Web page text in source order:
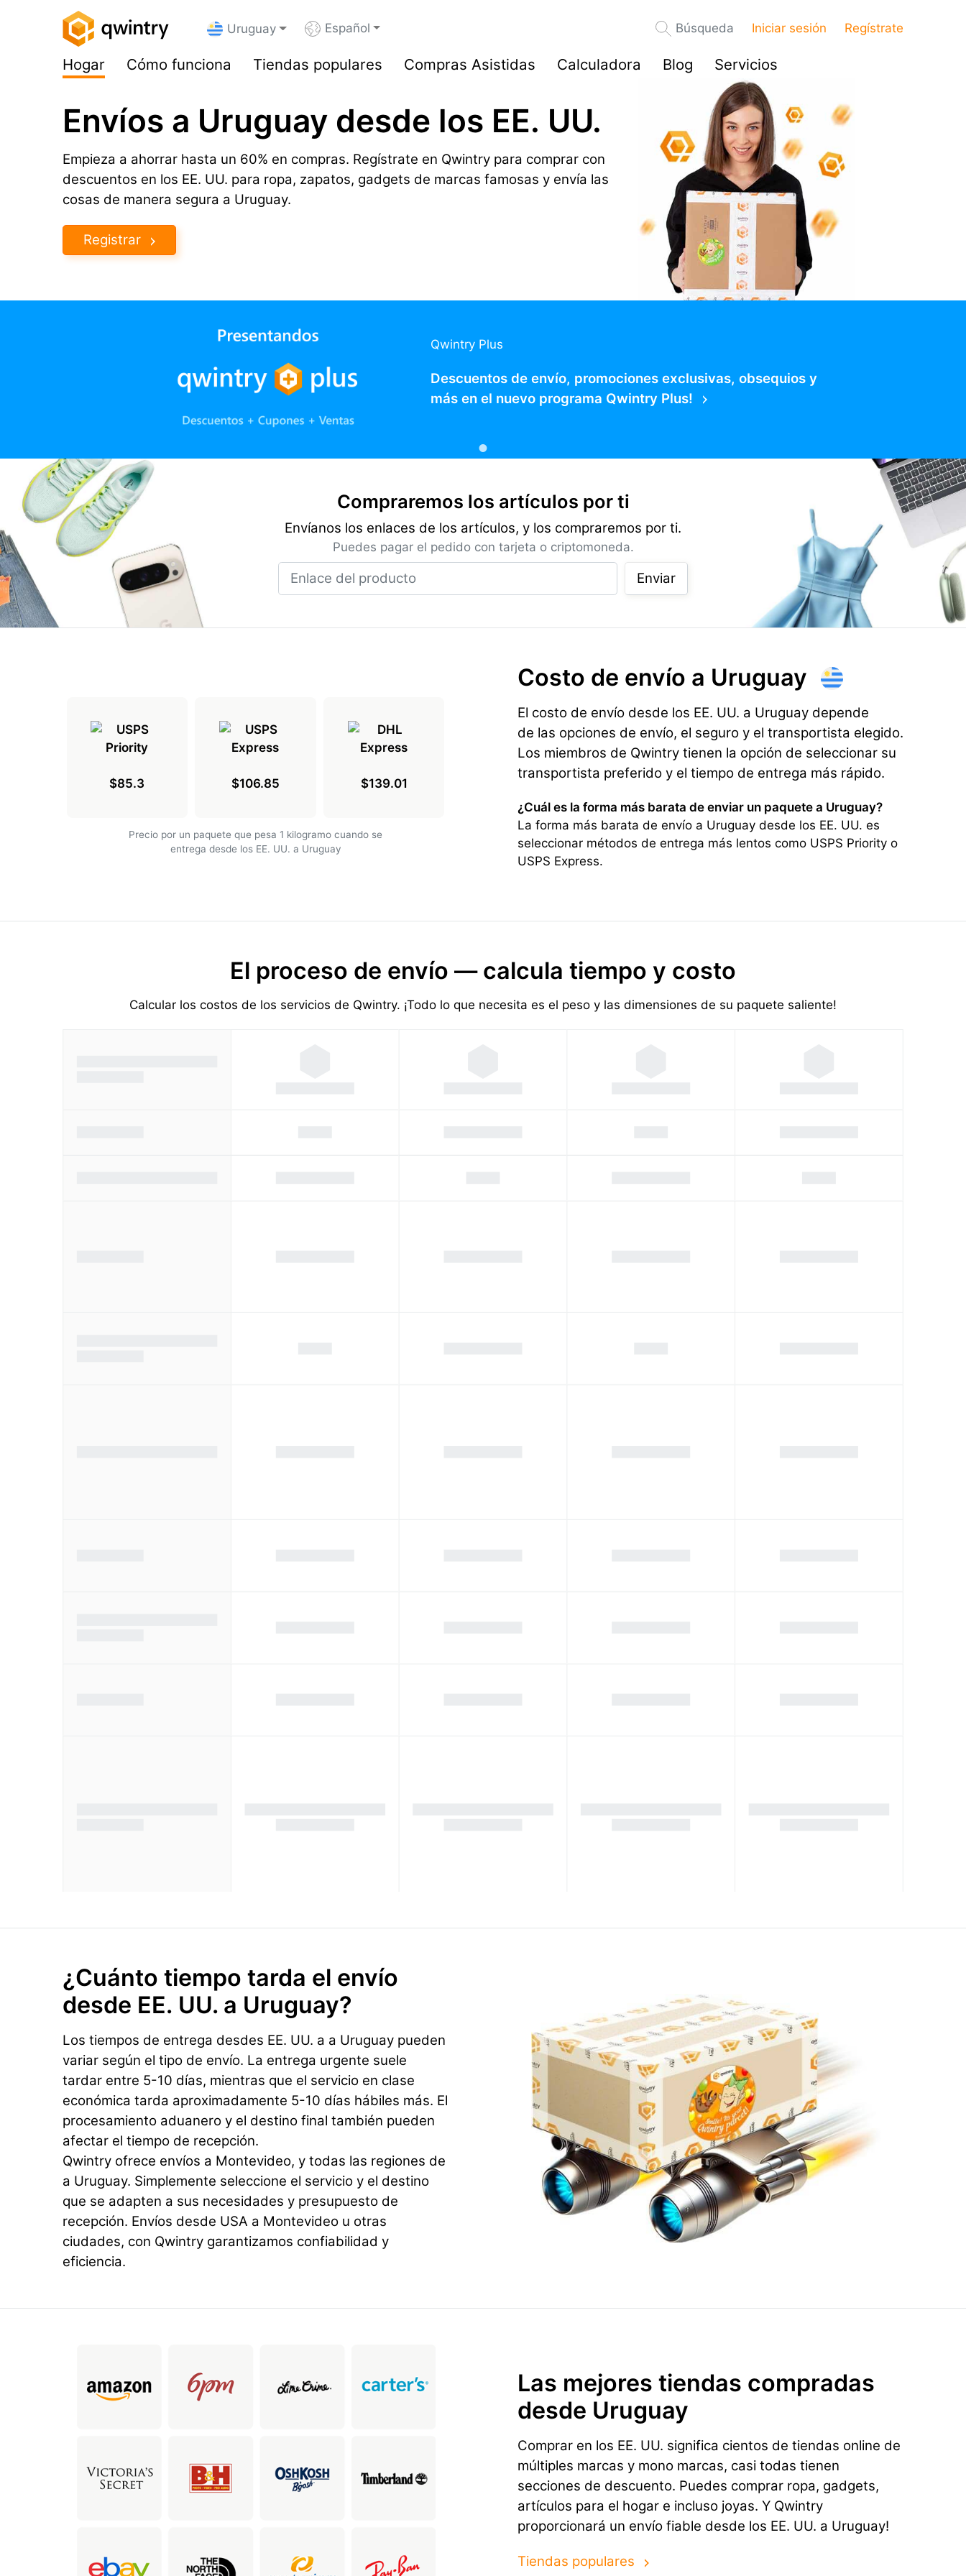
Uruguay Español Búsqueda Iniciar sesión Regístrate
Hogar Cómo funciona Tiendas populares Compras Asistidas Calculadora Blog Servicios
Envíos a Uruguay desde los EE. UU.
Empieza a ahorrar hasta un 60% en compras. Regístrate en Qwintry para comprar con
descuentos en los EE. UU. para ropa, zapatos, gadgets de marcas famosas y envía las
cosas de manera segura a Uruguay.
Registrar
Qwintry Plus
Descuentos de envío, promociones exclusivas, obsequios y
más en el nuevo programa Qwintry Plus!
Compraremos los artículos por ti
Envíanos los enlaces de los artículos, y los compraremos por ti.
Puedes pagar el pedido con tarjeta o criptomoneda.
Enviar
Costo de envío a Uruguay
El costo de envío desde los EE. UU. a Uruguay depende
de las opciones de envío, el seguro y el transportista elegido.
Los miembros de Qwintry tienen la opción de seleccionar su
transportista preferido y el tiempo de entrega más rápido.
¿Cuál es la forma más barata de enviar un paquete a Uruguay?
La forma más barata de envío a Uruguay desde los EE. UU. es
seleccionar métodos de entrega más lentos como USPS Priority o
USPS Express.
$85.3 $106.85 $139.01
Precio por un paquete que pesa 1 kilogramo cuando se
entrega desde los EE. UU. a Uruguay
El proceso de envío — calcula tiempo y costo
Calcular los costos de los servicios de Qwintry. ¡Todo lo que necesita es el peso y las dimensiones de su paquete saliente!
¿Cuánto tiempo tarda el envío
desde EE. UU. a Uruguay?
Los tiempos de entrega desdes EE. UU. a a Uruguay pueden
variar según el tipo de envío. La entrega urgente suele
tardar entre 5-10 días, mientras que el servicio en clase
económica tarda aproximadamente 5-10 días hábiles más. El
procesamiento aduanero y el destino final también pueden
afectar el tiempo de recepción.
Qwintry ofrece envíos a Montevideo, y todas las regiones de
a Uruguay. Simplemente seleccione el servicio y el destino
que se adapten a sus necesidades y presupuesto de
recepción. Envíos desde USA a Montevideo u otras
ciudades, con Qwintry garantizamos confiabilidad y
eficiencia.
Las mejores tiendas compradas
desde Uruguay
Comprar en los EE. UU. significa cientos de tiendas online de
múltiples marcas y mono marcas, casi todas tienen
secciones de descuento. Puedes comprar ropa, gadgets,
artículos para el hogar e incluso joyas. Y Qwintry
proporcionará un envío fiable desde los EE. UU. a Uruguay!
Tiendas populares